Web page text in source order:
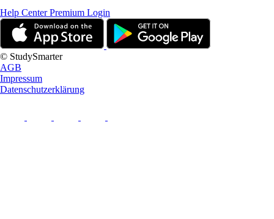
Help CenterPremium Login
© StudySmarter
AGB
Impressum
Datenschutzerklärung